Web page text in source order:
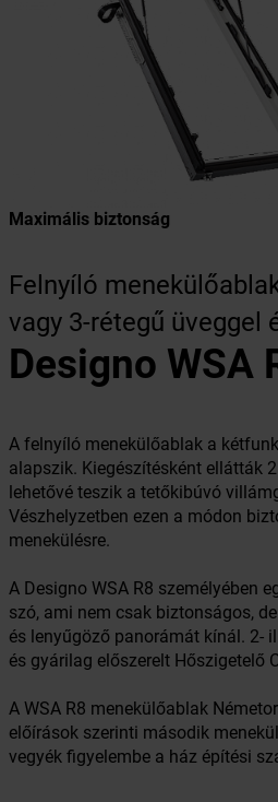
Maximális biztonság
Felnyíló
vagy 3-rétegű üveggel
Designo WSA
A felnyíló menekülőablak a
alapszik. Kiegészítésként ellátták
lehetővé teszik a tetőkibúvó
Vészhelyzetben ezen a módon
menekülésre.
A Designo WSA R8 személyében
szó, ami nem csak biztonságos,
és lenyűgöző panorámát kínál. 2-
és gyárilag előszerelt Hőszigetelő
A WSA R8 menekülőablak
előírások szerinti második
vegyék figyelembe a ház építési